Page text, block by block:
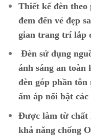
Thiết kế đèn theo
đem đến vẻ đẹp
gian trang trí lắp
Đèn sử dụng
ánh sáng an toàn
đèn góp phần tôn
ấm áp nổi bật
Được làm từ chất
khả năng chống